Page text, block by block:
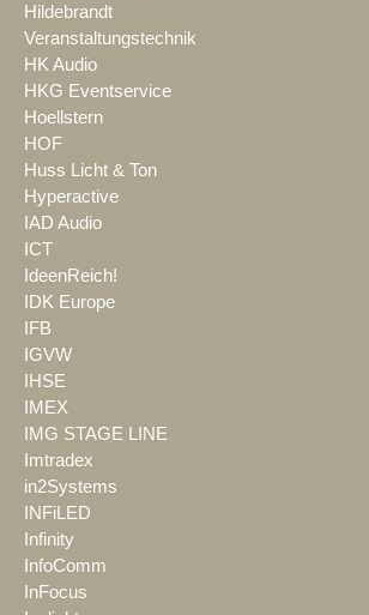
Hildebrandt
Veranstaltungstechnik
HK Audio
HKG Eventservice
Hoellstern
HOF
Huss Licht & Ton
Hyperactive
IAD Audio
ICT
IdeenReich!
IDK Europe
IFB
IGVW
IHSE
IMEX
IMG STAGE LINE
Imtradex
in2Systems
INFiLED
Infinity
InfoComm
InFocus